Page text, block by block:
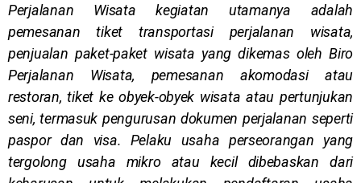
Perjalanan Wisata kegiatan utamanya adalah
pemesanan tiket transportasi perjalanan wisata,
penjualan paket-paket wisata yang dikemas oleh Biro
Perjalanan Wisata, pemesanan akomodasi atau
restoran, tiket ke obyek-obyek wisata atau pertunjukan
seni, termasuk pengurusan dokumen perjalanan seperti
paspor dan visa. Pelaku usaha perseorangan yang
tergolong usaha mikro atau kecil dibebaskan dari